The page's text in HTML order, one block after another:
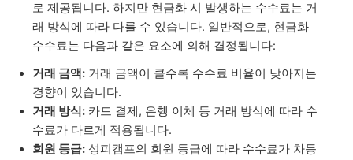
로 제공됩니다. 하지만 현금화 시 발생하는 수수료는 거
래 방식에 따라 다를 수 있습니다. 일반적으로, 현금화
수수료는 다음과 같은 요소에 의해 결정됩니다:
거래 금액: 거래 금액이 클수록 수수료 비율이 낮아지는
경향이 있습니다.
거래 방식: 카드 결제, 은행 이체 등 거래 방식에 따라 수
수료가 다르게 적용됩니다.
회원 등급: 성피캠프의 회원 등급에 따라 수수료가 차등